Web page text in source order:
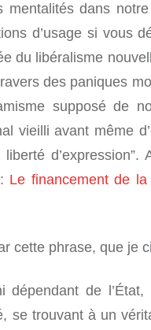
mentalités dans
d’usage si vous
du libéralisme
des paniques
supposé de
vieilli avant même
Le financement de
cette phrase, que je
dépendant de
se trouvant à un